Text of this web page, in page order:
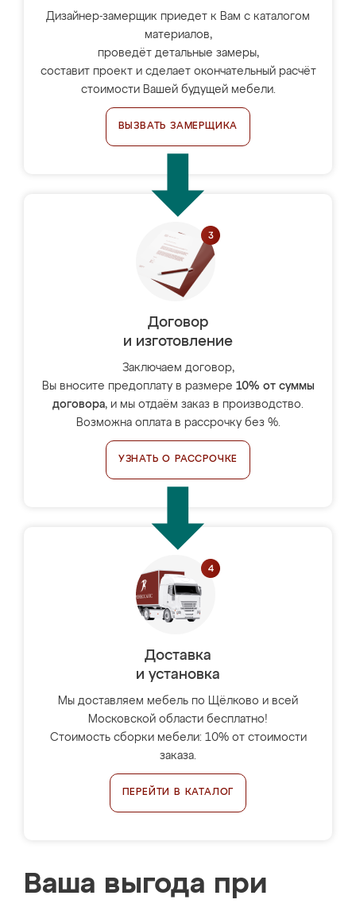
Дизайнер-замерщик приедет к Вам с каталогом
материалов,
проведёт детальные замеры,
составит проект и сделает окончательный расчёт
стоимости Вашей будущей мебели.
ВЫЗВАТЬ ЗАМЕРЩИКА
Договор
и изготовление
Заключаем договор,
Вы вносите предоплату в размере 10% от суммы
договора, и мы отдаём заказ в производство.
Возможна оплата в рассрочку без %.
УЗНАТЬ О РАССРОЧКЕ
Доставка
и установка
Мы доставляем мебель по Щёлково и всей
Московской области бесплатно!
Стоимость сборки мебели: 10% от стоимости
заказа.
ПЕРЕЙТИ В КАТАЛОГ
Ваша выгода при